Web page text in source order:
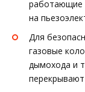
работающие
на
Для
газовые
дымохода и
перекрывают